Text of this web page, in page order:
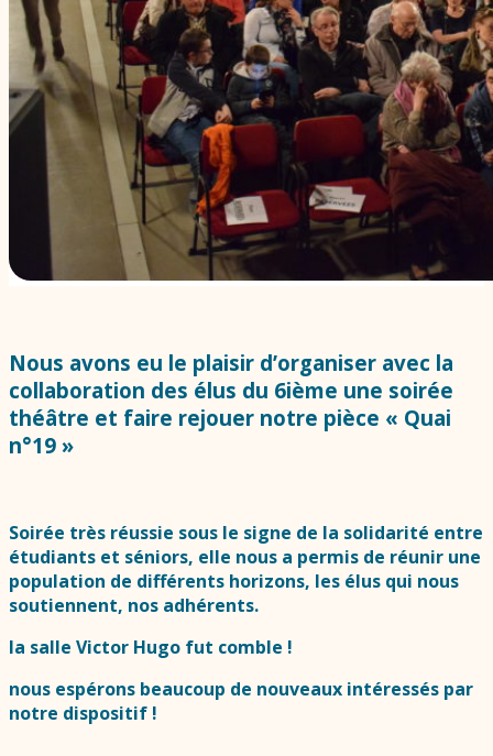
Nous avons eu le plaisir d’organiser avec la
collaboration des élus du 6ième une soirée
théâtre et faire rejouer notre pièce « Quai
n°19 »
Soirée très réussie sous le signe de la solidarité entre
étudiants et séniors, elle nous a permis de réunir une
population de différents horizons, les élus qui nous
soutiennent, nos adhérents.
la salle Victor Hugo fut comble !
nous espérons beaucoup de nouveaux intéressés par
notre dispositif !